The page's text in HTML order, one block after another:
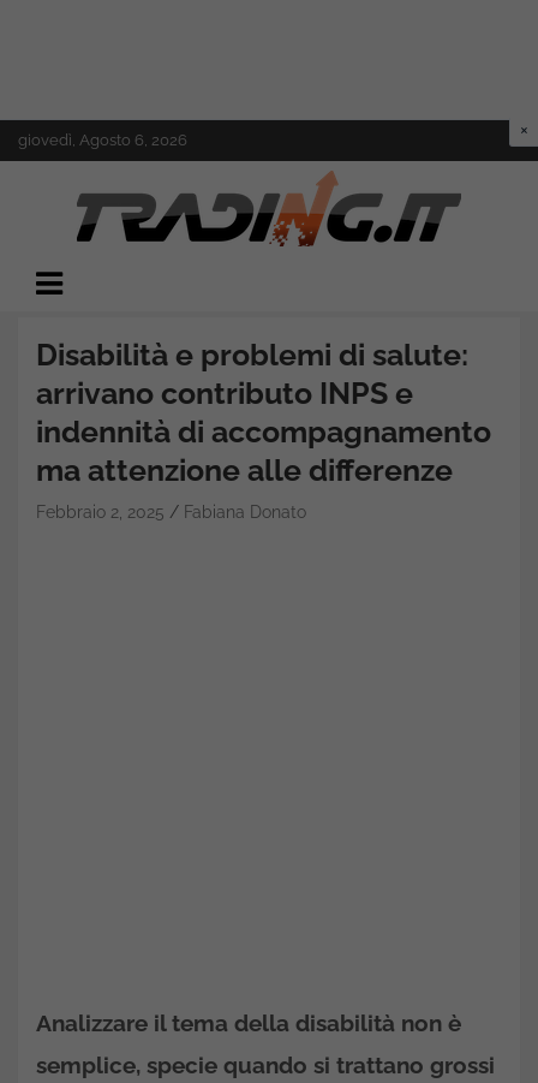
Skip
to
giovedì, Agosto 6, 2026
Trading.it
Disabilità e problemi di salute:
arrivano contributo INPS e
indennità di accompagnamento
ma attenzione alle differenze
Febbraio 2, 2025 Fabiana Donato
Analizzare il tema della disabilità non è
semplice, specie quando si trattano grossi